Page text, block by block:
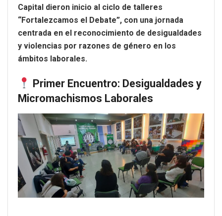
Capital dieron inicio al ciclo de talleres
“Fortalezcamos el Debate”, con una jornada
centrada en el reconocimiento de desigualdades
y violencias por razones de género en los
ámbitos laborales.
Primer Encuentro: Desigualdades y
Micromachismos Laborales